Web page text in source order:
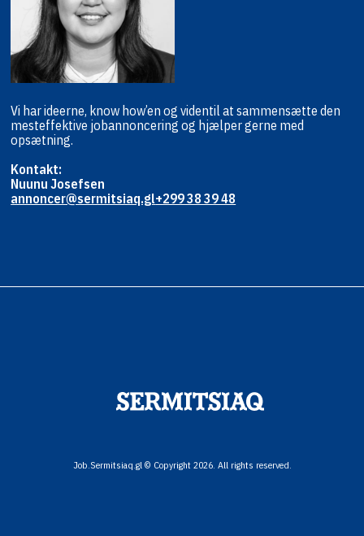
Vi har ideerne, know how’en og videntil at sammensætte den
mesteffektive jobannoncering og hjælpergerne med
opsætning.
Kontakt:
Nuunu Josefsen
annoncer@sermitsiaq.gl+299 38 39 48
Job.Sermitsiaq.gl © Copyright 2026. All rights reserved.